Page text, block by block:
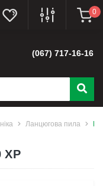
0
(067) 717-16-16
Ланцюгова пила
ХР